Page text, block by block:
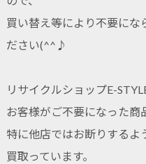
買い替え等により不要にな
ださい(^^♪
リサイクルショップE-
お客様がご不要になった商
特に他店ではお断りするよ
買取っています。